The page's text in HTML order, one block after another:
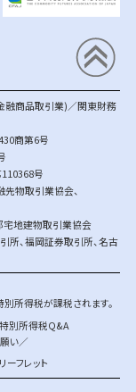
融商品取引業)／関東財務
商第6号
号
先物取引業協会、
地建物取引業協会
所、福岡証券取引所、名古
所得税が課税されます。
別所得税Q&A
い／
フレット